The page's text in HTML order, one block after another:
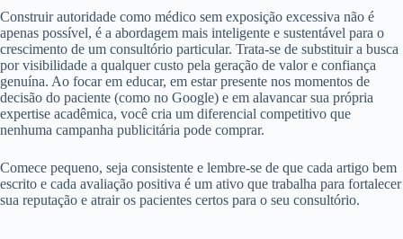
Construir autoridade como médico sem exposição excessiva não é
apenas possível, é a abordagem mais inteligente e sustentável para o
crescimento de um consultório particular. Trata-se de substituir a busca
por visibilidade a qualquer custo pela geração de valor e confiança
genuína. Ao focar em educar, em estar presente nos momentos de
decisão do paciente (como no Google) e em alavancar sua própria
expertise acadêmica, você cria um diferencial competitivo que
nenhuma campanha publicitária pode comprar.
Comece pequeno, seja consistente e lembre-se de que cada artigo bem
escrito e cada avaliação positiva é um ativo que trabalha para fortalecer
sua reputação e atrair os pacientes certos para o seu consultório.